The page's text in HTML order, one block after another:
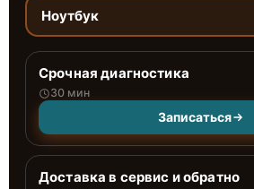
Ноутбук
Срочная диагностика
30 мин
Записаться
Доставка в сервис и обратно